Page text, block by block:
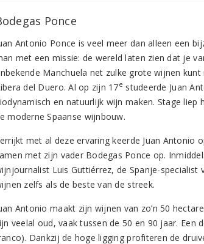
Ponce
Antonio Ponce is veel meer dan alleen een
met een missie: de wereld laten zien dat je
Manchuela net zulke grote wijnen
del Duero. Al op zijn 17e studeerde Juan
en natuurlijk wijn maken. Stage
moderne Spaanse wijnbouw.
met al deze ervaring keerde Juan Antonio
met zijn vader Bodegas Ponce op.
Luis Guttiérrez, de Spanje-
zelfs als de beste van de streek.
Antonio maakt zijn wijnen van zo’n 50
veelal oud, vaak tussen de 50 en 90 jaar.
Dankzij de hoge ligging profiteren de